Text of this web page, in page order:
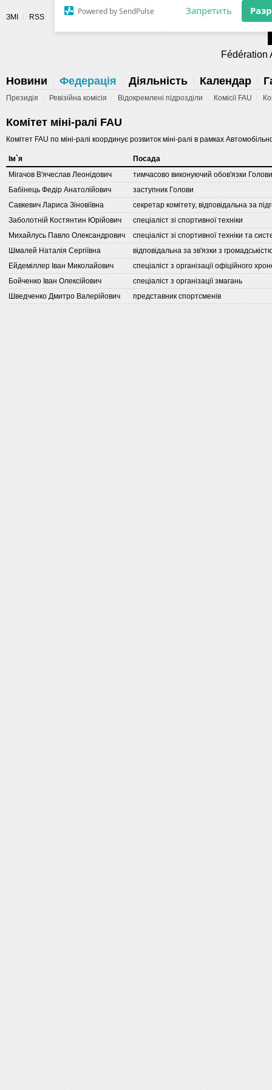
Разрешите сайту fau.ua отправлять
уведомления на рабочий стол
ЗМІ RSS
Fédération
Новини Федерація Діяльність Календар
Президія Ревізійна комісія Відокремлені підрозділи Комісії FAU
Комітет міні-ралі FAU
Комітет FAU по міні-ралі координує розвиток міні-ралі в рамках
Iм`я
Посада
Мігачов В'ячеслав Леонідович
тимчасово виконуючий обов'язки
Бабінець Федір Анатолійович
заступник Голови
Савкевич Лариса Зіновіївна
секретар комітету, відповідальна за
Заболотній Костянтин Юрійович
спеціаліст зі спортивної техніки
Михайлусь Павло Олександрович
спеціаліст зі спортивної техніки та
Шмалей Наталія Сергіївна
відповідальна за зв'язки з
Ейдеміллер Іван Миколайович
спеціаліст з організації офіційного
Бойченко Іван Олексійович
спеціаліст з організації змагань
Шведченко Дмитро Валерійович
представник спортсменів